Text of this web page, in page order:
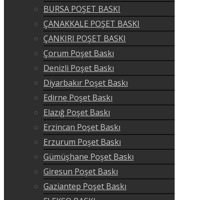
BURSA POŞET BASKI
ÇANAKKALE POŞET BASKI
ÇANKIRI POŞET BASKI
Çorum Poşet Baskı
Denizli Poşet Baskı
Diyarbakır Poşet Baskı
Edirne Poşet Baskı
Elazığ Poşet Baskı
Erzincan Poşet Baskı
Erzurum Poşet Baskı
Gümüşhane Poşet Baskı
Giresun Poşet Baskı
Gaziantep Poşet Baskı